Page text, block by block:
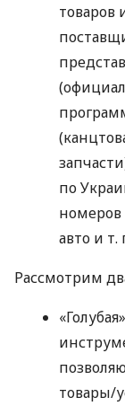
товаров
по
номеров
авто и т.
Рассмотрим
товары/